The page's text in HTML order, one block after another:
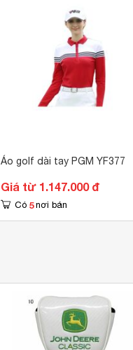
Áo golf dài tay PGM YF377
Giá từ 1.147.000 đ
Có 5 nơi bán